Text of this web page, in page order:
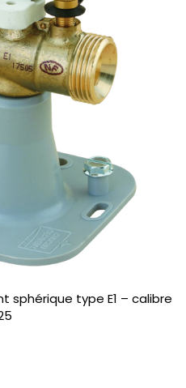
sphérique type E1 – calibre